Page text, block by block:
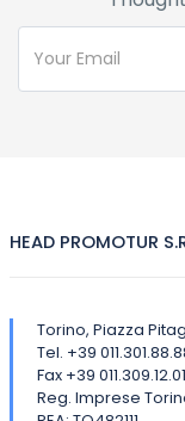
HEAD PROMOTUR
Torino, Piazza
Tel. +39
Fax +39 011.309.12.01
Reg. Imprese